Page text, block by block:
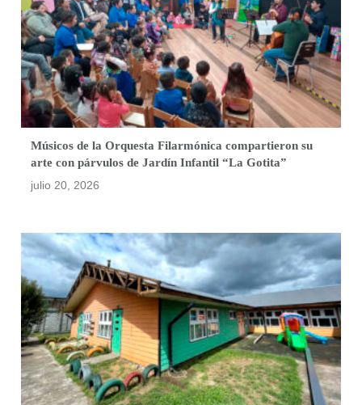
Músicos de la Orquesta Filarmónica compartieron su
arte con párvulos de Jardín Infantil “La Gotita”
julio 20, 2026